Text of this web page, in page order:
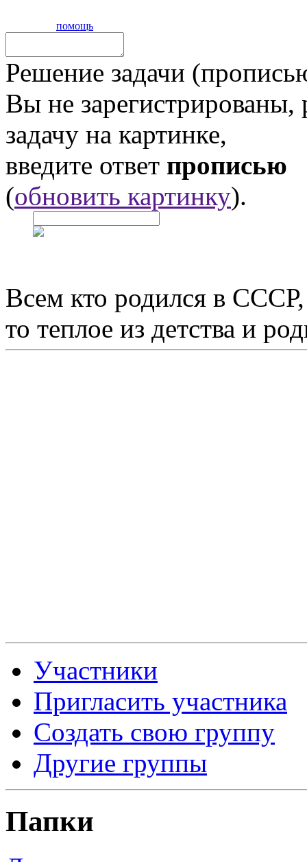
помощь
Решение задачи
Вы не
задачу на картинке,
введите ответ прописью
(обновить картинку).
Всем кто родился в
то теплое из детства и
Участники
Пригласить участника
Создать свою группу
Другие группы
Папки